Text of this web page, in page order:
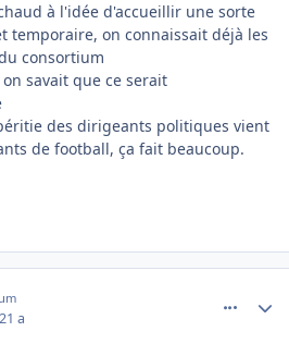
à l'idée d'accueillir une sorte
temporaire, on connaissait déjà les
consortium
savait que ce serait
des dirigeants politiques vient
de football, ça fait beaucoup.
21 a